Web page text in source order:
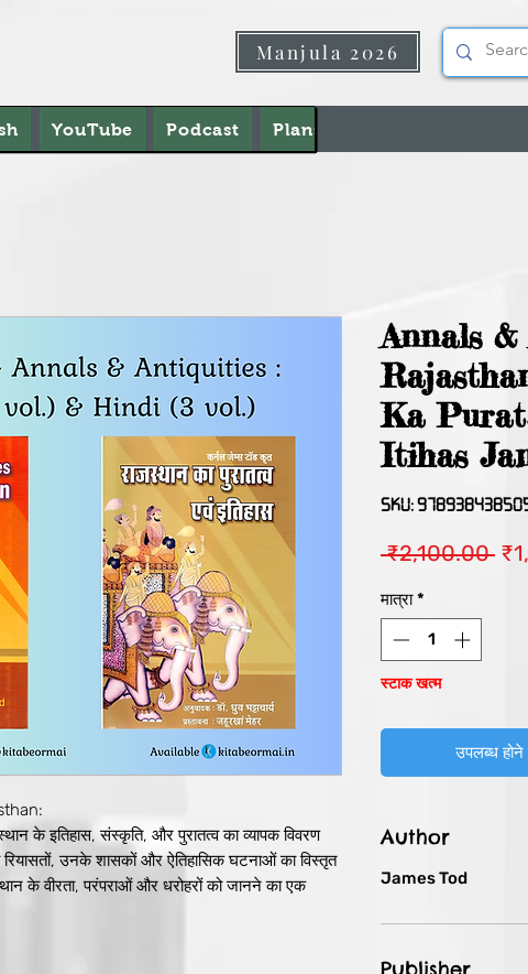
Manjula 2026
YouTube Podcast Plans & Pricing
के इतिहास, संस्कृति, और पुरातत्व का व्यापक विवरण
उनके शासकों और ऐतिहासिक घटनाओं का विस्तृत
के वीरता, परंपराओं और धरोहरों को जानने का एक
Annals
Ka
Itihas
SKU:
₹2,100.00
मात्रा *
स्टाक खत्म
उपलब्ध होने
Author
James Tod
Publisher